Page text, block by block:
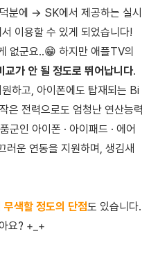
분에 → SK에서 제공하는 실시
이용할 수 있게 되었습니다!
없군요..😁 하지만 애플TV의
교가 안 될 정도로 뛰어납니다.
하고, 아이폰에도 탑재되는 Bi
은 전력으로도 엄청난 연산능력
인 아이폰 · 아이패드 · 에어
러운 연동을 지원하며, 생김새
무색할 정도의 단점도 있습니다.
요? +_+